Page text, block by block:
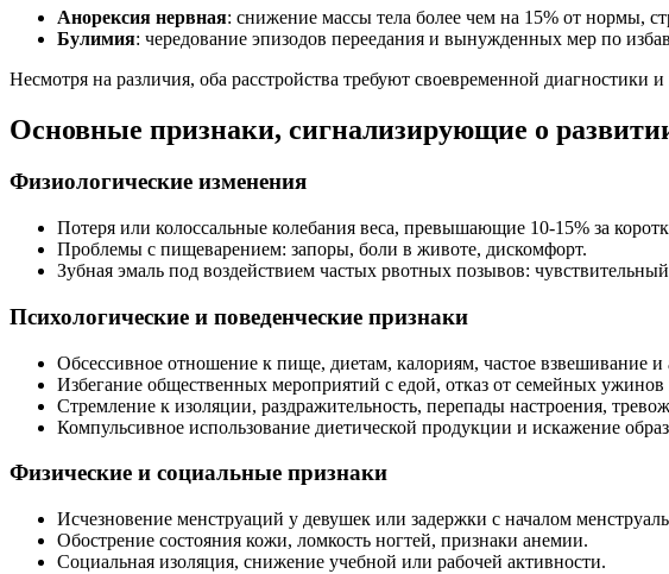
Анорексия нервная: снижение массы тела более чем на 15% от нормы,
Булимия: чередование эпизодов переедания и вынужденных мер по
Несмотря на различия, оба расстройства требуют своевременной диагностики
Основные признаки, сигнализирующие о
Физиологические изменения
Потеря или колоссальные колебания веса, превышающие 10-15% за
Проблемы с пищеварением: запоры, боли в животе, дискомфорт.
Зубная эмаль под воздействием частых рвотных позывов:
Психологические и поведенческие признаки
Обсессивное отношение к пище, диетам, калориям, частое взвешивание и
Избегание общественных мероприятий с едой, отказ от семейных
Стремление к изоляции, раздражительность, перепады настроения,
Компульсивное использование диетической продукции и искажение
Физические и социальные признаки
Исчезновение менструаций у девушек или задержки с началом
Обострение состояния кожи, ломкость ногтей, признаки анемии.
Социальная изоляция, снижение учебной или рабочей активности.